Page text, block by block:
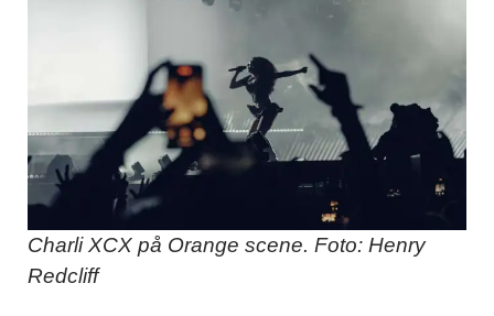
Charli XCX på Orange scene. Foto: Henry
Redcliff